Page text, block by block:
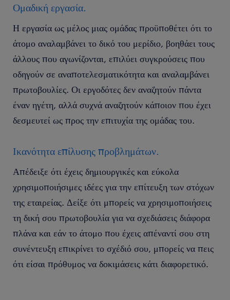
Ομαδική εργασία.
Η εργασία ως μέλος μιας ομάδας προϋποθέτει ότι το
άτομο αναλαμβάνει το δικό του μερίδιο, βοηθάει τους
άλλους που αγωνίζονται, επιλύει συγκρούσεις που
οδηγούν σε αναποτελεσματικότητα και αναλαμβάνει
πρωτοβουλίες. Οι εργοδότες δεν αναζητούν πάντα
έναν ηγέτη, αλλά συχνά αναζητούν κάποιον που έχει
δεσμευτεί ως προς την επιτυχία της ομάδας του.
Ικανότητα επίλυσης προβλημάτων.
Απέδειξε ότι έχεις δημιουργικές και εύκολα
χρησιμοποιήσιμες ιδέες για την επίτευξη των στόχων
της εταιρείας. Δείξε ότι μπορείς να χρησιμοποιήσεις
τη δική σου πρωτοβουλία για να σχεδιάσεις διάφορα
πλάνα και εάν το άτομο που έχεις απέναντί σου στη
συνέντευξη επικρίνει το σχέδιό σου, μπορείς να πεις
ότι είσαι πρόθυμος να δοκιμάσεις κάτι διαφορετικό.